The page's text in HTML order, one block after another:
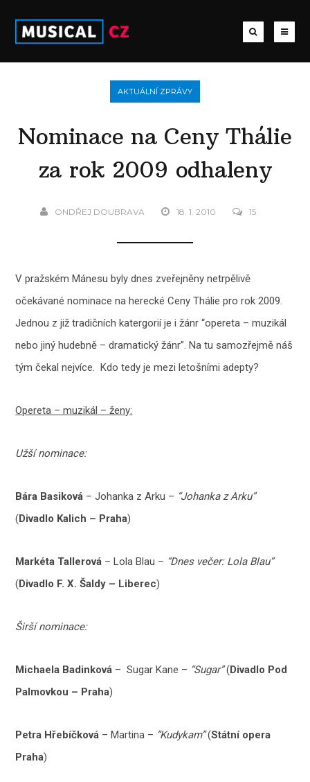
AKTUÁLNÍ ZPRÁVY
Nominace na Ceny Thálie
za rok 2009 odhaleny
ONDŘEJ DOUBRAVA 18. 1. 2010 15
V pražském Mánesu byly dnes zveřejněny netrpělivě
očekávané nominace na herecké Ceny Thálie pro rok 2009.
Jednou z již tradičních katergorií je i žánr “opereta – muzikál
nebo jiný hudebně – dramatický žánr”. Na tu samozřejmě náš
tým čekal nejvíce. Kdo tedy je mezi letošními adepty?
Opereta – muzikál – ženy:
Užší nominace:
Bára Basiková – Johanka z Arku – “Johanka z Arku”
(Divadlo Kalich – Praha)
Markéta Tallerová – Lola Blau – “Dnes večer: Lola Blau”
(Divadlo F. X. Šaldy – Liberec)
Širší nominace:
Michaela Badinková – Sugar Kane – “Sugar”(Divadlo Pod
Palmovkou – Praha)
Petra Hřebíčková – Martina – “Kudykam”(Státní opera
Praha)